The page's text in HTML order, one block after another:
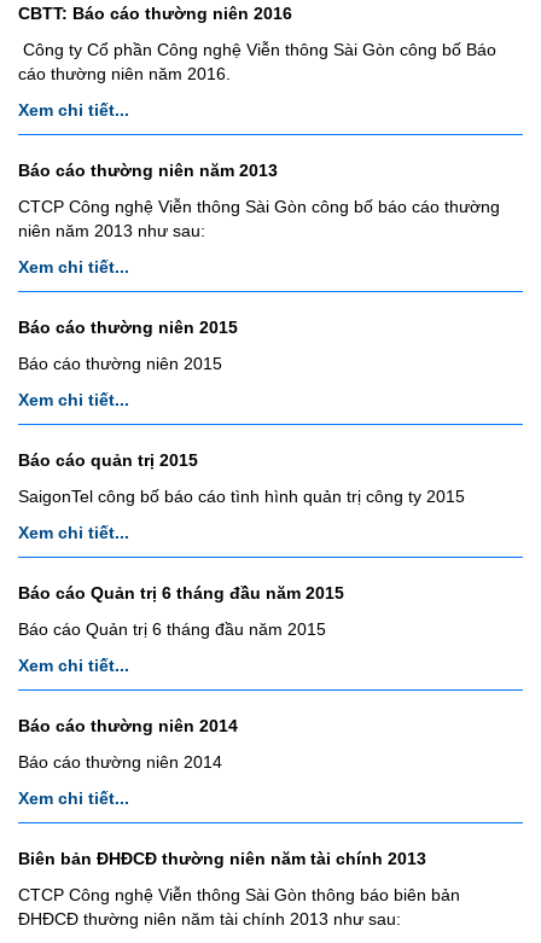
CBTT: Báo cáo thường niên 2016
Công ty Cổ phần Công nghệ Viễn thông Sài Gòn công bố Báo
cáo thường niên năm 2016.
Xem chi tiết...
Báo cáo thường niên năm 2013
CTCP Công nghệ Viễn thông Sài Gòn công bố báo cáo thường
niên năm 2013 như sau:
Xem chi tiết...
Báo cáo thường niên 2015
Báo cáo thường niên 2015
Xem chi tiết...
Báo cáo quản trị 2015
SaigonTel công bố báo cáo tình hình quản trị công ty 2015
Xem chi tiết...
Báo cáo Quản trị 6 tháng đầu năm 2015
Báo cáo Quản trị 6 tháng đầu năm 2015
Xem chi tiết...
Báo cáo thường niên 2014
Báo cáo thường niên 2014
Xem chi tiết...
Biên bản ĐHĐCĐ thường niên năm tài chính 2013
CTCP Công nghệ Viễn thông Sài Gòn thông báo biên bản
ĐHĐCĐ thường niên năm tài chính 2013 như sau: